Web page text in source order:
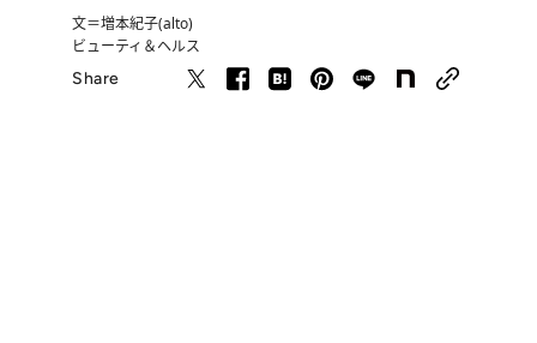
文＝増本紀子(alto)
ビューティ＆ヘルス
Share